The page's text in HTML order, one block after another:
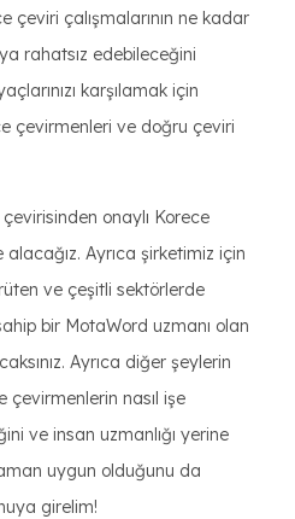
çeviri çalışmalarının ne kadar
rahatsız edebileceğini
karşılamak için
çevirmenleri ve doğru çeviri
onaylı Korece
Ayrıca şirketimiz için
ve çeşitli sektörlerde
bir MotaWord uzmanı olan
Ayrıca diğer şeylerin
çevirmenlerin nasıl işe
ve insan uzmanlığı yerine
uygun olduğunu da
girelim!